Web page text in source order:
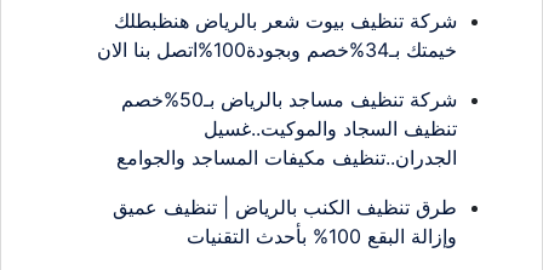
شركة تنظيف بيوت شعر بالرياض هنظبطلك
خيمتك بـ34%خصم وبجودة100%اتصل بنا الان
شركة تنظيف مساجد بالرياض بـ50%خصم
تنظيف السجاد والموكيت..غسيل
الجدران..تنظيف مكيفات المساجد والجوامع
طرق تنظيف الكنب بالرياض | تنظيف عميق
وإزالة البقع 100% بأحدث التقنيات